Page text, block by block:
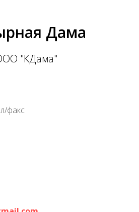
Дама
"КДама"
факс